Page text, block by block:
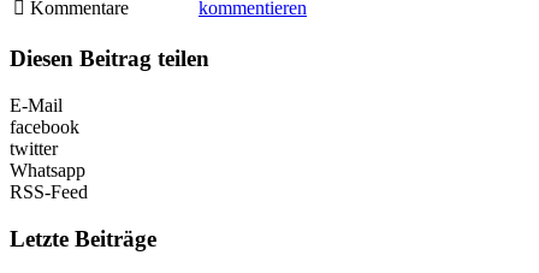
Kommentare
kommentieren
Diesen Beitrag teilen
E-Mail
facebook
twitter
Whatsapp
RSS-Feed
Letzte Beiträge